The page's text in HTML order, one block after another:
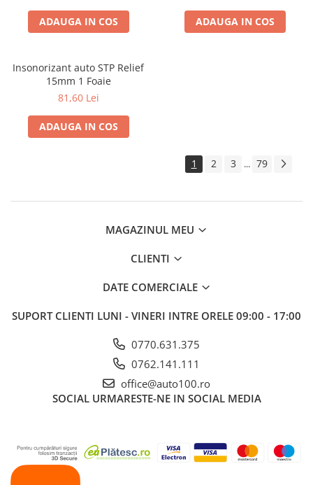
ADAUGA IN COS ADAUGA IN COS
Insonorizant auto STP Relief
15mm 1 Foaie
81,60 Lei
ADAUGA IN COS
1 2 3 ... 79
MAGAZINUL MEU
CLIENTI
DATE COMERCIALE
SUPORT CLIENTI LUNI - VINERI INTRE ORELE 09:00 - 17:00
0770.631.375
0762.141.111
office@auto100.ro
SOCIAL URMARESTE-NE IN SOCIAL MEDIA